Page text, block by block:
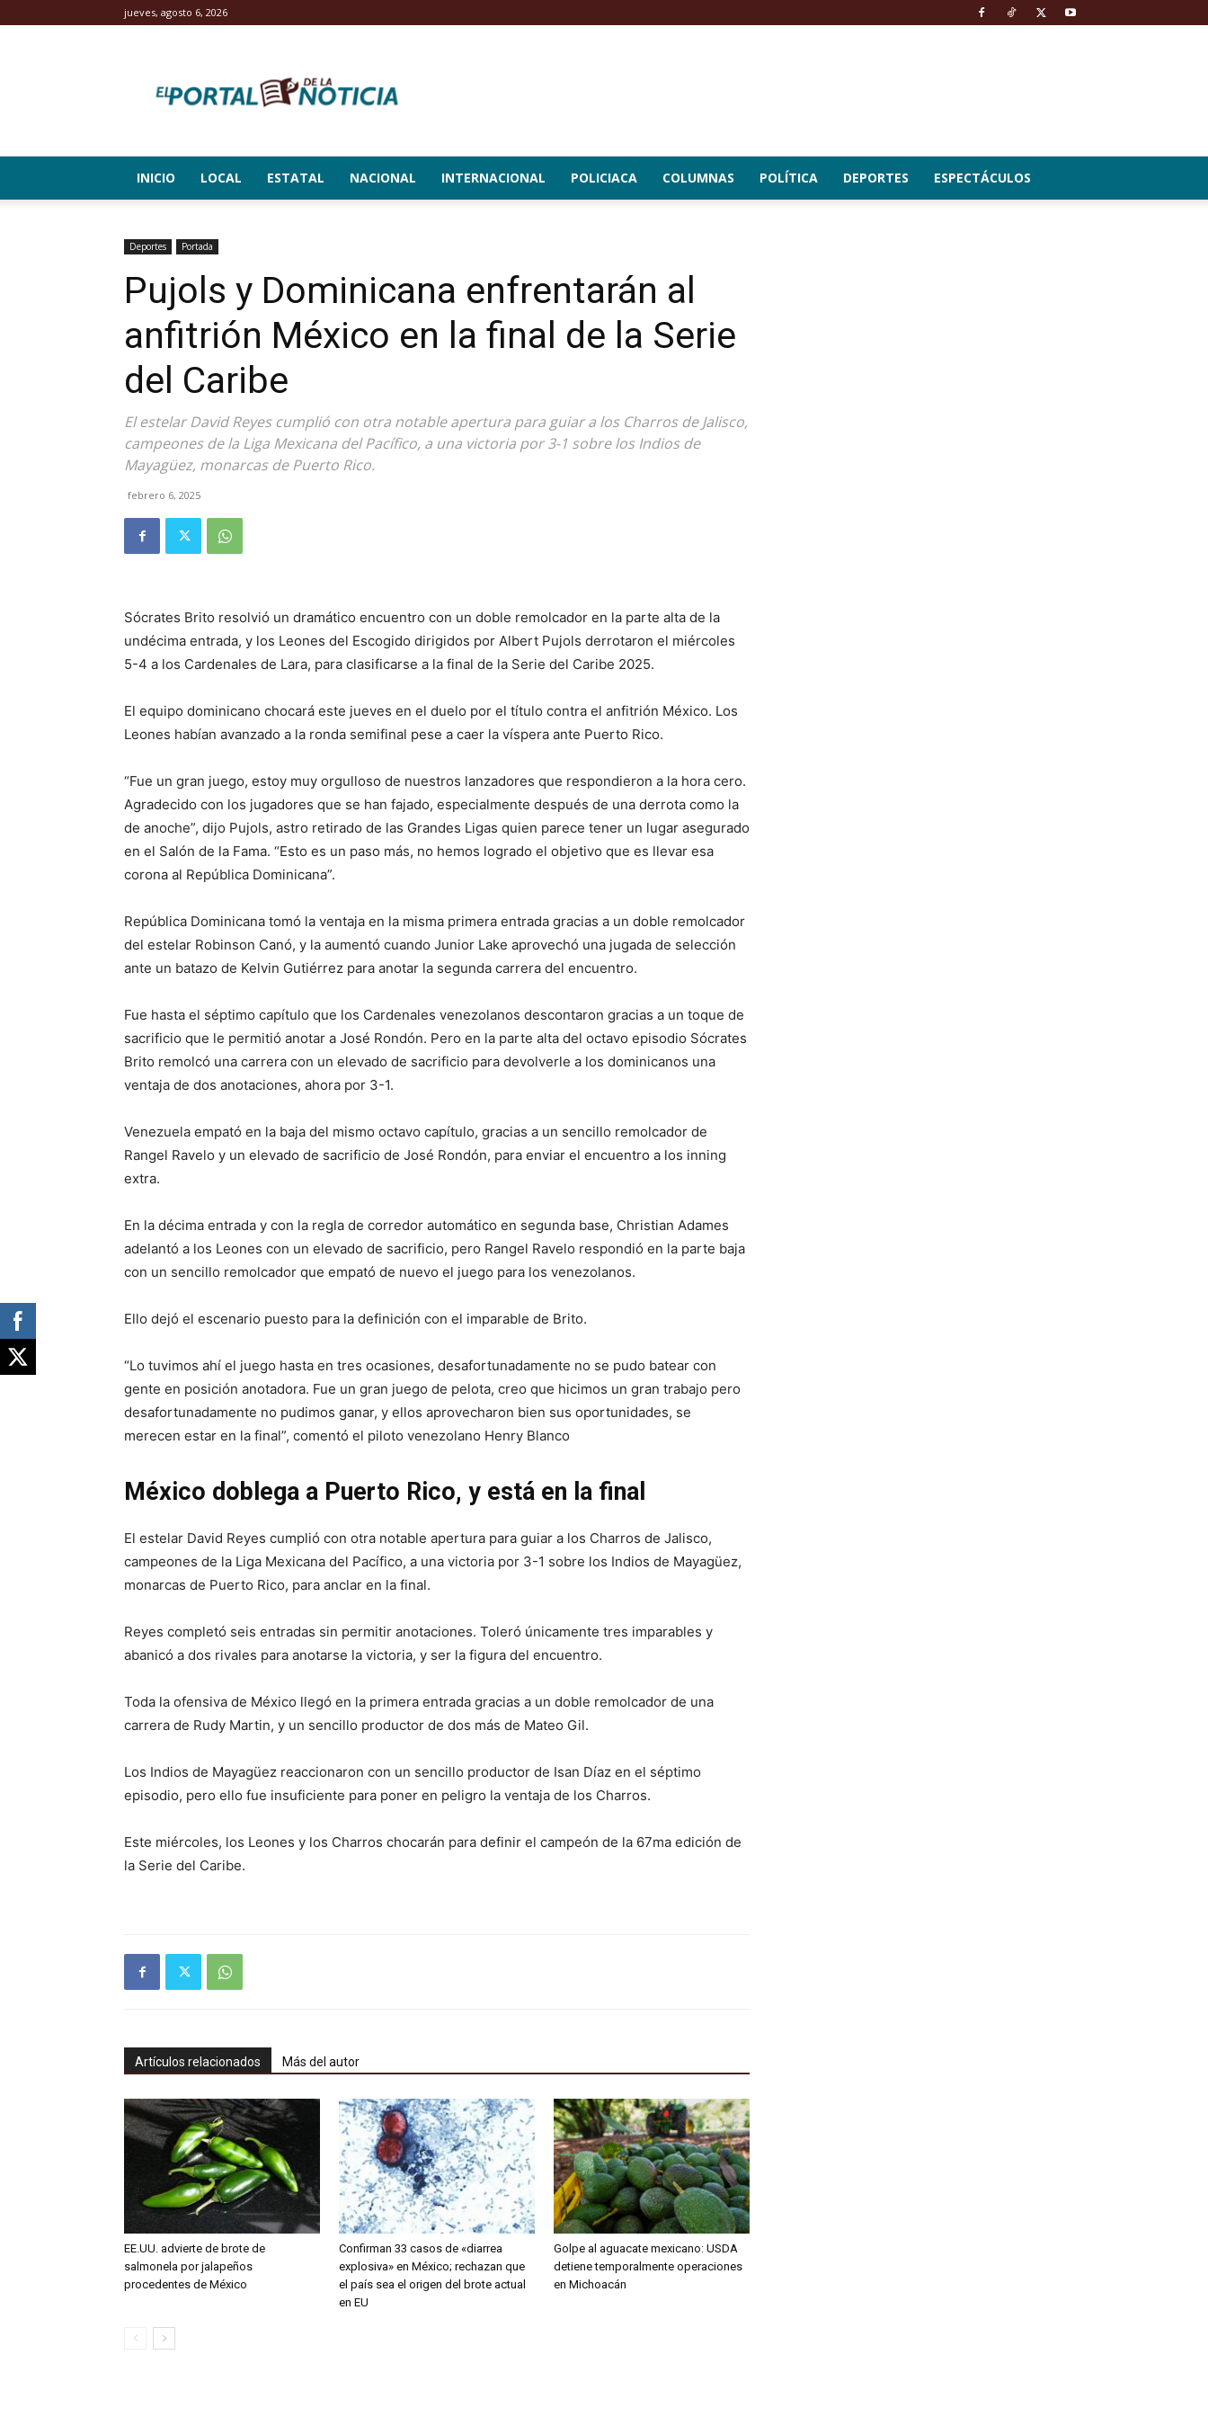
jueves, agosto 6, 2026
Portal
de
INICIO LOCAL ESTATAL NACIONAL INTERNACIONAL POLICIACA COLUMNAS POLÍTICA DEPORTES ESPECTÁCULOS
Deportes Portada
Pujols y Dominicana enfrentarán al
anfitrión México en la final de la Serie
del Caribe
El estelar David Reyes cumplió con otra notable apertura para guiar a los Charros de Jalisco,
campeones de la Liga Mexicana del Pacífico, a una victoria por 3-1 sobre los Indios de
Mayagüez, monarcas de Puerto Rico.
febrero 6, 2025
Sócrates Brito resolvió un dramático encuentro con un doble remolcador en la parte alta de la
undécima entrada, y los Leones del Escogido dirigidos por Albert Pujols derrotaron el miércoles
5-4 a los Cardenales de Lara, para clasificarse a la final de la Serie del Caribe 2025.
El equipo dominicano chocará este jueves en el duelo por el título contra el anfitrión México. Los
Leones habían avanzado a la ronda semifinal pese a caer la víspera ante Puerto Rico.
“Fue un gran juego, estoy muy orgulloso de nuestros lanzadores que respondieron a la hora cero.
Agradecido con los jugadores que se han fajado, especialmente después de una derrota como la
de anoche”, dijo Pujols, astro retirado de las Grandes Ligas quien parece tener un lugar asegurado
en el Salón de la Fama. “Esto es un paso más, no hemos logrado el objetivo que es llevar esa
corona al República Dominicana”.
República Dominicana tomó la ventaja en la misma primera entrada gracias a un doble remolcador
del estelar Robinson Canó, y la aumentó cuando Junior Lake aprovechó una jugada de selección
ante un batazo de Kelvin Gutiérrez para anotar la segunda carrera del encuentro.
Fue hasta el séptimo capítulo que los Cardenales venezolanos descontaron gracias a un toque de
sacrificio que le permitió anotar a José Rondón. Pero en la parte alta del octavo episodio Sócrates
Brito remolcó una carrera con un elevado de sacrificio para devolverle a los dominicanos una
ventaja de dos anotaciones, ahora por 3-1.
Venezuela empató en la baja del mismo octavo capítulo, gracias a un sencillo remolcador de
Rangel Ravelo y un elevado de sacrificio de José Rondón, para enviar el encuentro a los inning
extra.
En la décima entrada y con la regla de corredor automático en segunda base, Christian Adames
adelantó a los Leones con un elevado de sacrificio, pero Rangel Ravelo respondió en la parte baja
con un sencillo remolcador que empató de nuevo el juego para los venezolanos.
Ello dejó el escenario puesto para la definición con el imparable de Brito.
“Lo tuvimos ahí el juego hasta en tres ocasiones, desafortunadamente no se pudo batear con
gente en posición anotadora. Fue un gran juego de pelota, creo que hicimos un gran trabajo pero
desafortunadamente no pudimos ganar, y ellos aprovecharon bien sus oportunidades, se
merecen estar en la final”, comentó el piloto venezolano Henry Blanco
México doblega a Puerto Rico, y está en la final
El estelar David Reyes cumplió con otra notable apertura para guiar a los Charros de Jalisco,
campeones de la Liga Mexicana del Pacífico, a una victoria por 3-1 sobre los Indios de Mayagüez,
monarcas de Puerto Rico, para anclar en la final.
Reyes completó seis entradas sin permitir anotaciones. Toleró únicamente tres imparables y
abanicó a dos rivales para anotarse la victoria, y ser la figura del encuentro.
Toda la ofensiva de México llegó en la primera entrada gracias a un doble remolcador de una
carrera de Rudy Martin, y un sencillo productor de dos más de Mateo Gil.
Los Indios de Mayagüez reaccionaron con un sencillo productor de Isan Díaz en el séptimo
episodio, pero ello fue insuficiente para poner en peligro la ventaja de los Charros.
Este miércoles, los Leones y los Charros chocarán para definir el campeón de la 67ma edición de
la Serie del Caribe.
Artículos relacionados Más del autor
EE.UU. advierte de brote de
salmonela por jalapeños
procedentes de México
Confirman 33 casos de «diarrea
explosiva» en México; rechazan que
el país sea el origen del brote actual
en EU
Golpe al aguacate mexicano: USDA
detiene temporalmente operaciones
en Michoacán